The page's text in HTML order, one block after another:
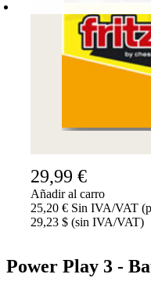
29,99 €
Añadir al carro
25,20 € Sin IVA/VAT
29,23 $ (sin IVA/VAT)
Power Play 3 -